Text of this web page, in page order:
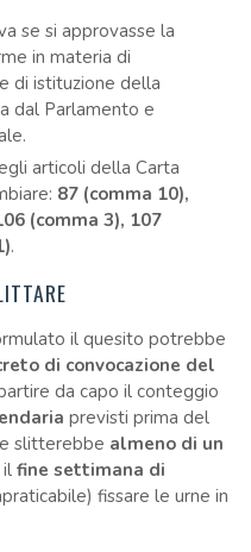
se si approvasse la
in materia di
di istituzione della
dal Parlamento e
articoli della Carta
87 (comma 10),
(comma 3), 107
.
il quesito potrebbe
di convocazione del
da capo il conteggio
previsti prima del
slitterebbe almeno di un
il fine settimana di
fissare le urne in